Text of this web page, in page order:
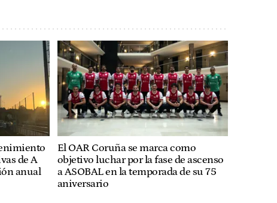
de A
anual
El OAR Coruña se marca como
objetivo luchar por la fase de ascenso
a ASOBAL en la temporada de su 75
aniversario